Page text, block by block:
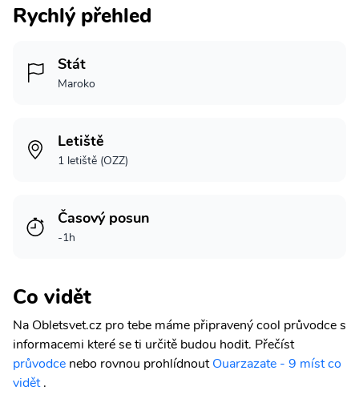
Rychlý přehled
Stát
Maroko
Letiště
1 letiště (OZZ)
Časový posun
-1h
Co vidět
Na Obletsvet.cz pro tebe máme připravený cool průvodce s
informacemi které se ti určitě budou hodit. Přečíst
průvodce nebo rovnou prohlídnoutOuarzazate - 9 míst co
vidět.